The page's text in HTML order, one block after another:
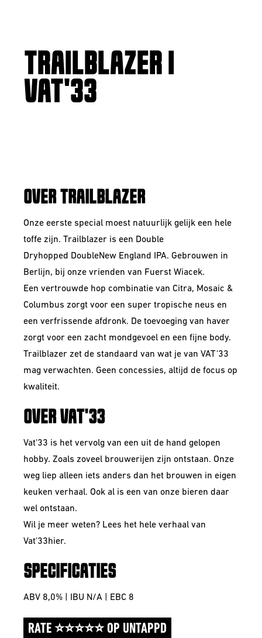
TRAILBLAZER |
VAT'33
OVER TRAILBLAZER
Onze eerste special moest natuurlijk gelijk een hele
toffe zijn. Trailblazer is een Double
Dryhopped DoubleNew England IPA. Gebrouwen in
Berlijn, bij onze vrienden van Fuerst Wiacek.
Een vertrouwde hop combinatie van Citra, Mosaic &
Columbus zorgt voor een super tropische neus en
een verfrissende afdronk. De toevoeging van haver
zorgt voor een zacht mondgevoel en een fijne body.
Trailblazer zet de standaard van wat je van VAT'33
mag verwachten. Geen concessies, altijd de focus op
kwaliteit.
OVER VAT'33
Vat'33 is het vervolg van een uit de hand gelopen
hobby. Zoals zoveel brouwerijen zijn ontstaan. Onze
weg liep alleen iets anders dan het brouwen in eigen
keuken verhaal. Ook al is een van onze bieren daar
wel ontstaan.
Wil je meer weten? Lees het hele verhaal van
Vat'33hier.
SPECIFICATIES
ABV 8,0% | IBU N/A | EBC 8
RATE ⭐⭐⭐⭐⭐ OP UNTAPPD